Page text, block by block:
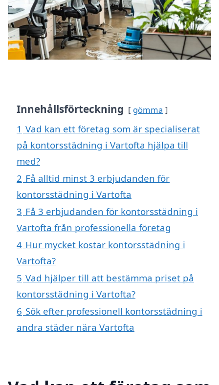
Innehållsförteckning gömma
1 Vad kan ett företag som är specialiserat
på kontorsstädning i Vartofta hjälpa till
med?
2 Få alltid minst 3 erbjudanden för
kontorsstädning i Vartofta
3 Få 3 erbjudanden för kontorsstädning i
Vartofta från professionella företag
4 Hur mycket kostar kontorsstädning i
Vartofta?
5 Vad hjälper till att bestämma priset på
kontorsstädning i Vartofta?
6 Sök efter professionell kontorsstädning i
andra städer nära Vartofta